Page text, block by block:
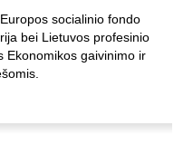
socialinio fondo
bei Lietuvos profesinio
Ekonomikos gaivinimo ir